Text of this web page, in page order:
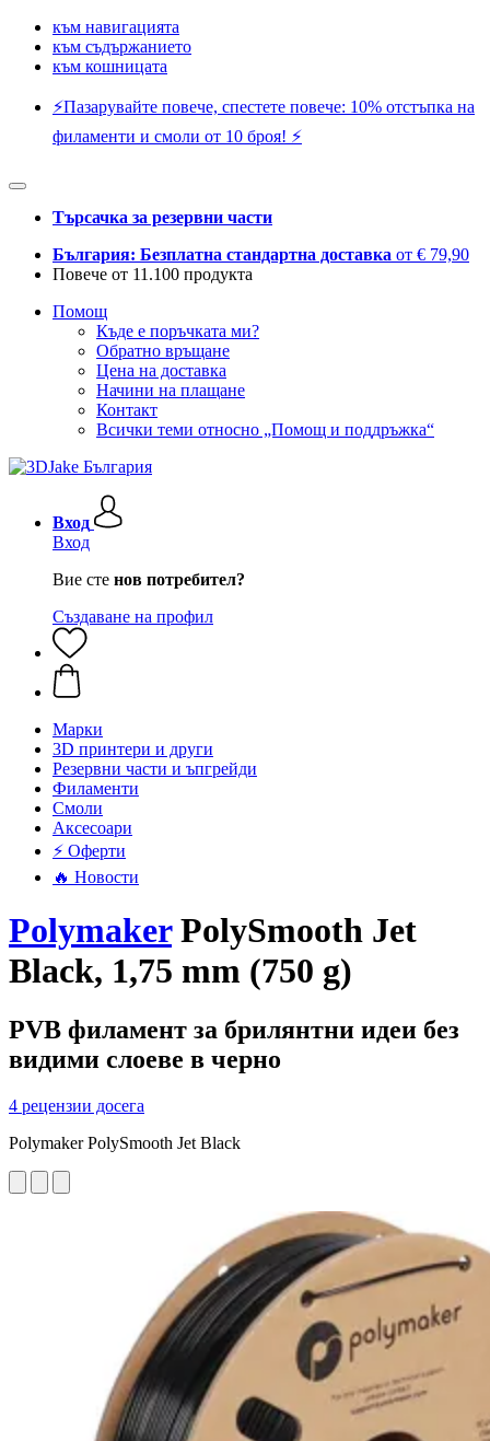
към навигацията
към съдържанието
към кошницата
⚡️Пазарувайте повече, спестете повече: 10% отстъпка на
филаменти и смоли от 10 броя! ⚡️
Търсачка за резервни части
България: Безплатна стандартна доставка от € 79,90
Повече от 11.100 продукта
Помощ
Къде е поръчката ми?
Обратно връщане
Цена на доставка
Начини на плащане
Контакт
Всички теми относно „Помощ и поддръжка“
Вход
Вход
Вие сте нов потребител?
Създаване на профил
Mарки
3D принтери и други
Резервни части и ъпгрейди
Филаменти
Смоли
Аксесоари
⚡ Оферти
🔥 Новости
PolymakerPolySmooth Jet
Black, 1,75 mm (750 g)
PVB филамент за брилянтни идеи без
видими слоеве в черно
4 рецензии досега
Polymaker PolySmooth Jet Black